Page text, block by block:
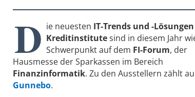
D ie neuesten IT-Trends und -Lösungen
Kreditinstitutesind in diesem Jahr
Schwerpunkt auf dem FI-Forum, der
Hausmesse der Sparkassen im Bereich
Finanzinformatik. Zu den Ausstellern zählt
Gunnebo.